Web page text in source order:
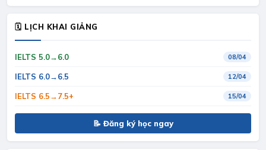
🗓 LỊCH KHAI GIẢNG
IELTS 5.0→6.0 08/04
IELTS 6.0→6.5 12/04
IELTS 6.5→7.5+ 15/04
📝 Đăng ký học ngay